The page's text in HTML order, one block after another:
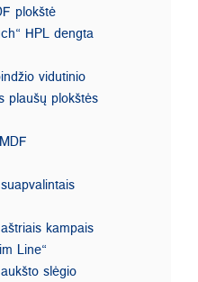
plokštė
HPL dengta
vidutinio
plaušų plokštės
kampais
Line“
slėgio